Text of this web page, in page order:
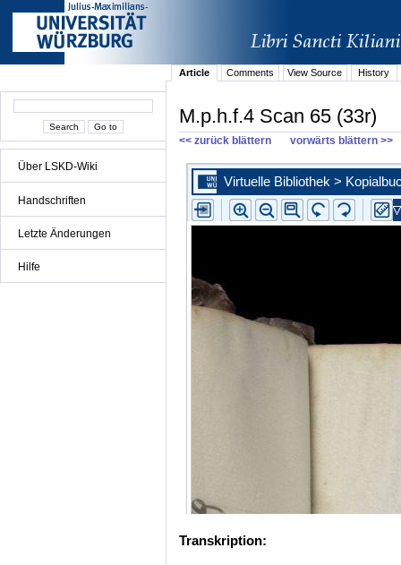
Über LSKD-Wiki
Handschriften
Letzte Änderungen
Hilfe
Article Comments View Source History
M.p.h.f.4 Scan 65 (33r)
<< zurück blättern vorwärts blättern >>
Transkription: